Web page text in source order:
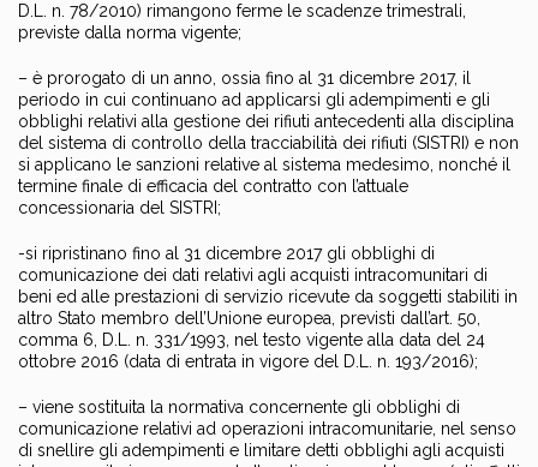
D.L. n. 78/2010) rimangono ferme le scadenze trimestrali,
previste dalla norma vigente;
– è prorogato di un anno, ossia fino al 31 dicembre 2017, il
periodo in cui continuano ad applicarsi gli adempimenti e gli
obblighi relativi alla gestione dei rifiuti antecedenti alla disciplina
del sistema di controllo della tracciabilità dei rifiuti (SISTRI) e non
si applicano le sanzioni relative al sistema medesimo, nonché il
termine finale di efficacia del contratto con l’attuale
concessionaria del SISTRI;
-si ripristinano fino al 31 dicembre 2017 gli obblighi di
comunicazione dei dati relativi agli acquisti intracomunitari di
beni ed alle prestazioni di servizio ricevute da soggetti stabiliti in
altro Stato membro dell’Unione europea, previsti dall’art. 50,
comma 6, D.L. n. 331/1993, nel testo vigente alla data del 24
ottobre 2016 (data di entrata in vigore del D.L. n. 193/2016);
– viene sostituita la normativa concernente gli obblighi di
comunicazione relativi ad operazioni intracomunitarie, nel senso
di snellire gli adempimenti e limitare detti obblighi agli acquisti